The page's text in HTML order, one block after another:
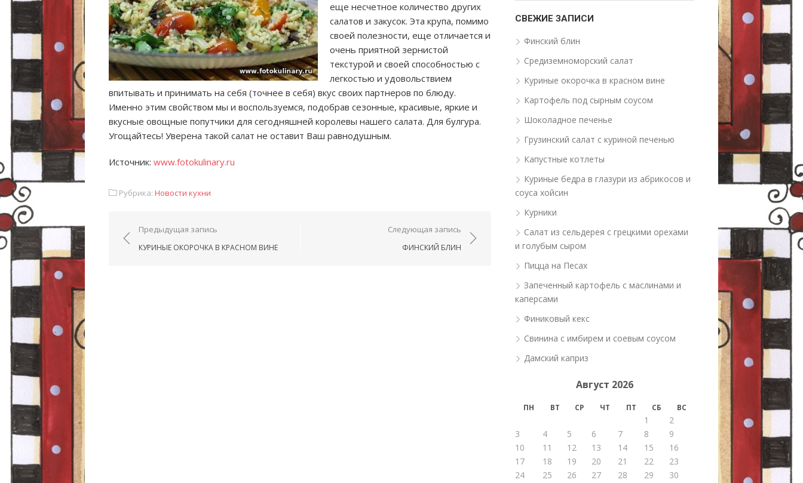
еще несчетное количество других
салатов и закусок. Эта крупа, помимо
своей полезности, еще отличается и
очень приятной зернистой
текстурой и своей способностью с
легкостью и удовольствием
впитывать и принимать на себя (точнее в себя) вкус своих партнеров по блюду.
Именно этим свойством мы и воспользуемся, подобрав сезонные, красивые, яркие и
вкусные овощные попутчики для сегодняшней королевы нашего салата. Для булгура.
Угощайтесь! Уверена такой салат не оставит Ваш равнодушным.
Источник: www.fotokulinary.ru
Рубрика: Новости кухни
Навигация по записям
Предыдущая запись
КУРИНЫЕ ОКОРОЧКА В КРАСНОМ ВИНЕ
Следующая запись
ФИНСКИЙ БЛИН
СВЕЖИЕ ЗАПИСИ
Финский блин
Средиземноморский салат
Куриные окорочка в красном вине
Картофель под сырным соусом
Шоколадное печенье
Грузинский салат с куриной печенью
Капустные котлеты
Куриные бедра в глазури из абрикосов и
соуса хойсин
Курники
Салат из сельдерея с грецкими орехами
и голубым сыром
Пицца на Песах
Запеченный картофель с маслинами и
каперсами
Финиковый кекс
Свинина с имбирем и соевым соусом
Дамский каприз
Август 2026
ПН ВТ СР ЧТ ПТ СБ ВС
1
2
3
4 5 6 7 8
9
10
11 12 13 14 15
16
17
18 19 20 21 22
23
24
25 26 27 28 29
30